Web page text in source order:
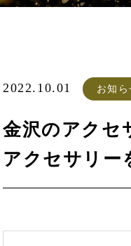
2022.10.01 お知ら
金沢のアクセ
アクセサリー